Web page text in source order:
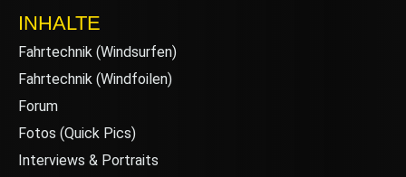
INHALTE
Fahrtechnik (Windsurfen)
Fahrtechnik (Windfoilen)
Forum
Fotos (Quick Pics)
Interviews & Portraits